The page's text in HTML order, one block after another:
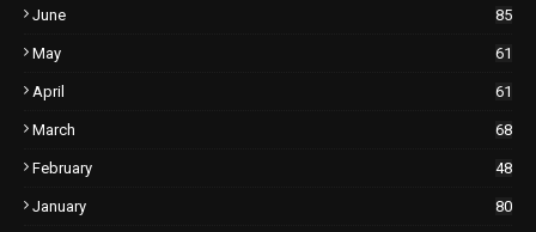
June 85
May 61
April 61
March 68
February 48
January 80